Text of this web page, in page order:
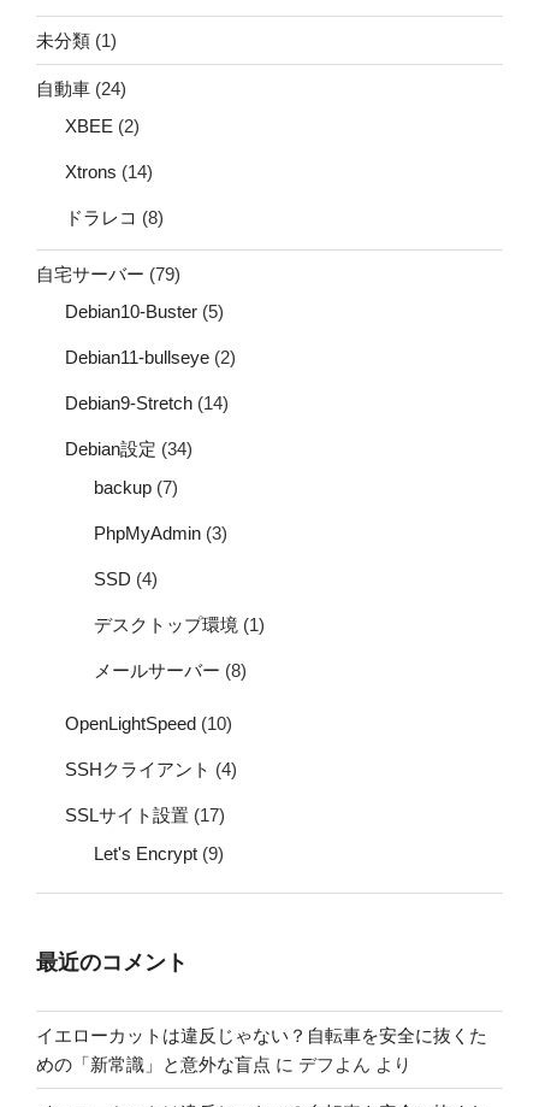
未分類 (1)
自動車 (24)
XBEE (2)
Xtrons (14)
ドラレコ (8)
自宅サーバー (79)
Debian10-Buster (5)
Debian11-bullseye (2)
Debian9-Stretch (14)
Debian設定 (34)
backup (7)
PhpMyAdmin (3)
SSD (4)
デスクトップ環境 (1)
メールサーバー (8)
OpenLightSpeed (10)
SSHクライアント (4)
SSLサイト設置 (17)
Let's Encrypt (9)
最近のコメント
イエローカットは違反じゃない？自転車を安全に抜くた
めの「新常識」と意外な盲点 に デフよん より